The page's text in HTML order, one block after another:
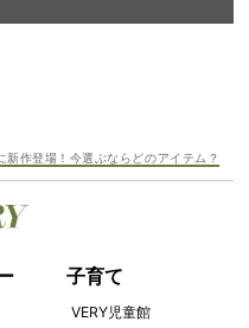
新作登場！今選ぶならどのアイテム？
子育て
VERY児童館